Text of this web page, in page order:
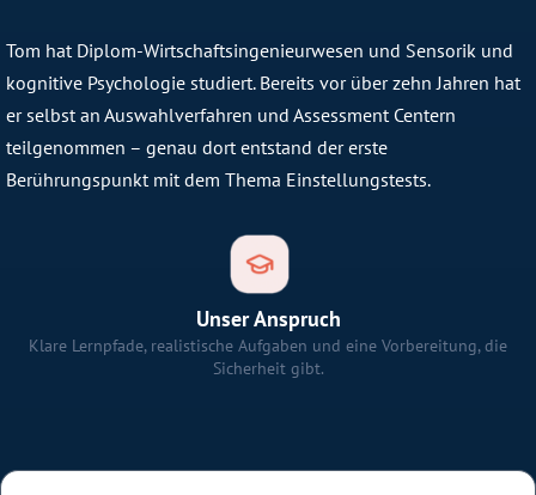
Tom hat Diplom-Wirtschaftsingenieurwesen und Sensorik und
kognitive Psychologie studiert. Bereits vor über zehn Jahren hat
er selbst an Auswahlverfahren und Assessment Centern
teilgenommen – genau dort entstand der erste
Berührungspunkt mit dem Thema Einstellungstests.
Unser Anspruch
Klare Lernpfade, realistische Aufgaben und eine Vorbereitung, die
Sicherheit gibt.